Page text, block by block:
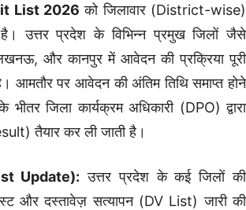
List 2026 को जिलावार (District-wise)
है। उत्तर प्रदेश के विभिन्न प्रमुख जिलों जैसे
लखनऊ, और कानपुर में आवेदन की प्रक्रिया पूरी
आमतौर पर आवेदन की अंतिम तिथि समाप्त होने
जिला कार्यक्रम अधिकारी (DPO) द्वारा
तैयार कर ली जाती है।
Update): उत्तर प्रदेश के कई जिलों की
और दस्तावेज़ सत्यापन (DV List) जारी की